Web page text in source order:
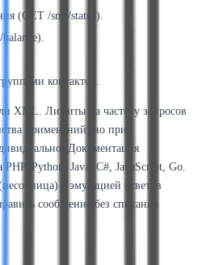
(GET /sms/status).
контактов.
XML. Лимиты на частоту запросов
применений, но при
Документация
Python, Java, C#, JavaScript, Go.
с эмуляцией ответов
сообщение без списания